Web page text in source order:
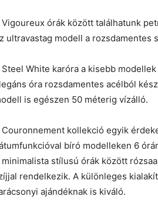
Vigoureux órák között találhatunk
ultravastag modell a rozsdamentes
Steel White karóra a kisebb
óra rozsdamentes acélból
is egészen 50 méterig vízálló.
Couronnement kollekció egyik
bíró modelleken 6
minimalista stílusú órák között
rendelkezik. A különleges
ajándéknak is kiváló.